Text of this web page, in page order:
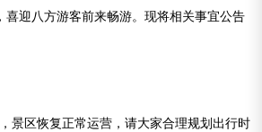
喜迎八方游客前来畅游。现将相关事宜公告
景区恢复正常运营，请大家合理规划出行时